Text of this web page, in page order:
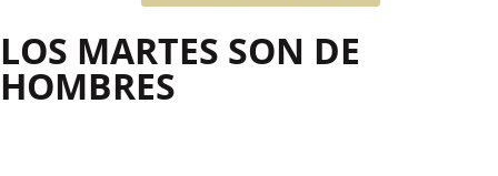
LOS MARTES SON DE
HOMBRES